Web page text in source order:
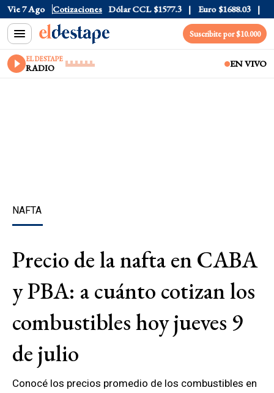
Vie 7 Ago Cotizaciones
Dólar Blue $1530 Dólar CCL $1577.3 Euro $1688.03
Suscribite por $10.000
EL DESTAPE
RADIO EN VIVO
NAFTA
Precio de la nafta en CABA
y PBA: a cuánto cotizan los
combustibles hoy jueves 9
de julio
Conocé los precios promedio de los combustibles en